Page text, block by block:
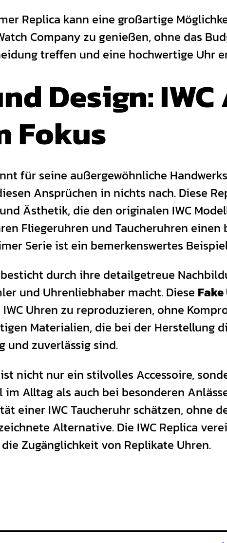
Replica kann eine großartige
Company zu genießen, ohne das
treffen und eine hochwertige Uhr
Design:
Fokus
für seine außergewöhnliche
Ansprüchen in nichts nach. Diese
Ästhetik, die den originalen IWC
Fliegeruhren und Taucheruhren
Serie ist ein bemerkenswertes
durch ihre detailgetreue
und Uhrenliebhaber macht. Diese
Uhren zu reproduzieren, ohne
Materialien, die bei der Herstellung
und zuverlässig sind.
ist nicht nur ein stilvolles Accessoire,
im Alltag als auch bei besonderen
einer IWC Taucheruhr schätzen, ohne
Alternative. Die IWC Replica
Zugänglichkeit von Replikate Uhren.